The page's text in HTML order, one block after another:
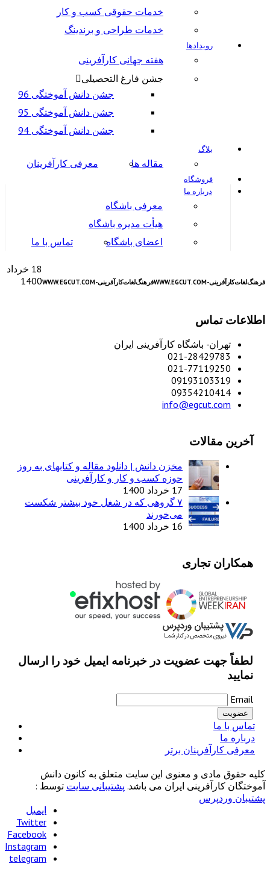
خدمات حقوقی کسب و کار
خدمات طراحی و برندینگ
رویدادها
هفته جهانی کارآفرینی
جشن فارغ التحصیلی
جشن دانش آموختگی 96
جشن دانش آموختگی 95
جشن دانش آموختگی 94
بلاگ
مقاله ها معرفی کارآفرینان
فروشگاه
درباره ما
معرفی باشگاه
هیأت مدیره باشگاه
اعضای باشگاه
تماس با ما
ﻓﺮﻫﻨﮓﻟﻐﺎتﮐﺎرآﻓﺮﯾﻨﯽ-WWW.EGCUT.COM ﻓﺮﻫﻨﮓﻟﻐﺎتﮐﺎرآﻓﺮﯾﻨﯽ-WWW.EGCUT.COM
18 خرداد
1400
اطلاعات تماس
تهران- باشگاه کارآفرینی ایران
021-28429783
021-77119250
09193103319
09354210414
info@egcut.com
آخرین مقالات
مخزن دانش | دانلود مقاله و کتابهای به روز
حوزه کسب و کار و کارآفرینی
17 خرداد 1400
۷ گروهی که در شغل خود بیشتر شکست
می‌خورند
16 خرداد 1400
همکاران تجاری
لطفاً جهت عضویت در خبرنامه ایمیل خود را ارسال
نمایید
Email
تماس با ما
درباره ما
معرفی کارآفرینان برتر
کلیه حقوق مادی و معنوی این سایت متعلق به کانون دانش
آموختگان کارآفرینی ایران می باشد. پشتیبانی سایت توسط :
پشتیبان وردپرس
ایمیل
Twitter
Facebook
Instagram
telegram